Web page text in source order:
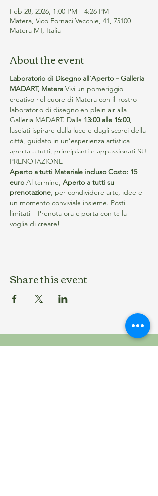
Feb 28, 2026, 1:00 PM – 4:26 PM
Matera, Vico Fornaci Vecchie, 41, 75100
Matera MT, Italia
About the event
Laboratorio di Disegno all’Aperto – Galleria
MADART, Matera Vivi un pomeriggio
creativo nel cuore di Matera con il nostro
laboratorio di disegno en plein air alla
Galleria MADART. Dalle 13:00 alle 16:00,
lasciati ispirare dalla luce e dagli scorci della
città, guidato in un’esperienza artistica
aperta a tutti, principianti e appassionati SU
PRENOTAZIONE
Aperto a tutti Materiale incluso Costo: 15
euro Al termine, Aperto a tutti su
prenotazione, per condividere arte, idee e
un momento conviviale insieme. Posti
limitati – Prenota ora e porta con te la
voglia di creare!
Share this event